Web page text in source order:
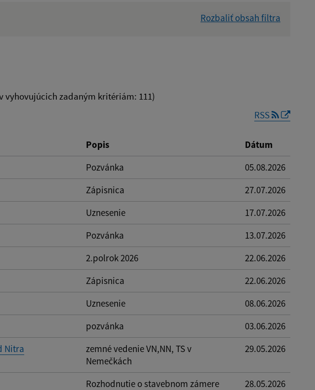
Rozbaliť obsah filtra
zadaným kritériám: 111)
RSS
Popis
Dátum
Pozvánka
05.08.2026
Zápisnica
27.07.2026
Uznesenie
17.07.2026
Pozvánka
13.07.2026
2.polrok 2026
22.06.2026
Zápisnica
22.06.2026
Uznesenie
08.06.2026
pozvánka
03.06.2026
Nitra
zemné vedenie VN,NN, TS v
Nemečkách
29.05.2026
Rozhodnutie o stavebnom zámere 28.05.2026